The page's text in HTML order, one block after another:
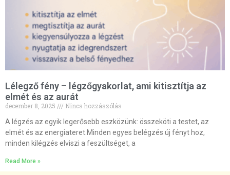
Lélegző fény – légzőgyakorlat, ami kitisztítja az
elmét és az aurát
december 8, 2025
Nincs hozzászólás
A légzés az egyik legerősebb eszközünk: összeköti a testet, az
elmét és az energiateret.Minden egyes belégzés új fényt hoz,
minden kilégzés elviszi a feszültséget, a
Read More »